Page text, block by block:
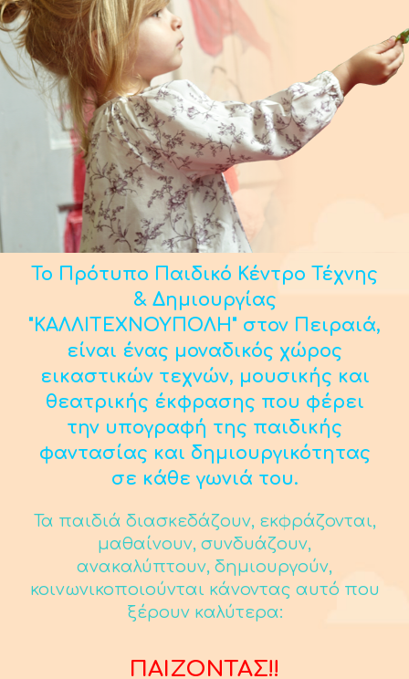
Το Πρότυπο Παιδικό Κέντρο Τέχνης
& Δημιουργίας
"ΚΑΛΛΙΤΕΧΝΟΥΠΟΛΗ" στον Πειραιά,
είναι ένας μοναδικός χώρος
εικαστικών τεχνών, μουσικής και
θεατρικής έκφρασης που φέρει
την υπογραφή της παιδικής
φαντασίας και δημιουργικότητας
σε κάθε γωνιά του.
Τα παιδιά διασκεδάζουν, εκφράζονται,
μαθαίνουν, συνδυάζουν,
ανακαλύπτουν, δημιουργούν,
κοινωνικοποιούνται κάνοντας αυτό που
ξέρουν καλύτερα:
ΠΑΙΖΟΝΤΑΣ!!